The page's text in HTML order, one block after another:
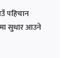
पहिचान
सुधार आउने